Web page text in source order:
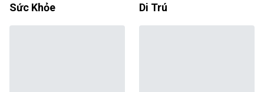
Sức Khỏe Di Trú